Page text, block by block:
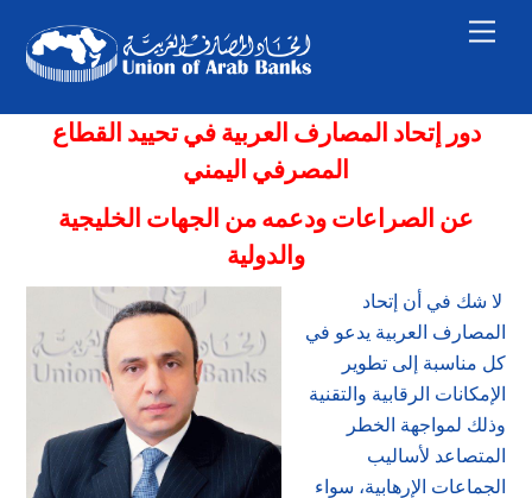
content
دور إتحاد المصارف العربية في تحييد القطاع
المصرفي اليمني
عن الصراعات ودعمه من الجهات الخليجية
والدولية
لا شك في أن إتحاد
المصارف العربية يدعو في
كل مناسبة إلى تطوير
الإمكانات الرقابية والتقنية
وذلك لمواجهة الخطر
المتصاعد لأساليب
الجماعات الإرهابية، سواء